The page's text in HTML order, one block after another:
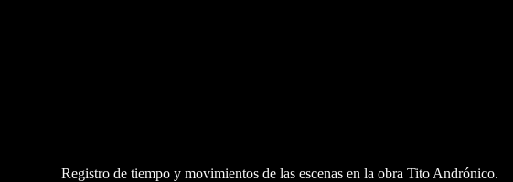
Registro de tiempo y movimientos de las escenas en la obra Tito Andrónico.